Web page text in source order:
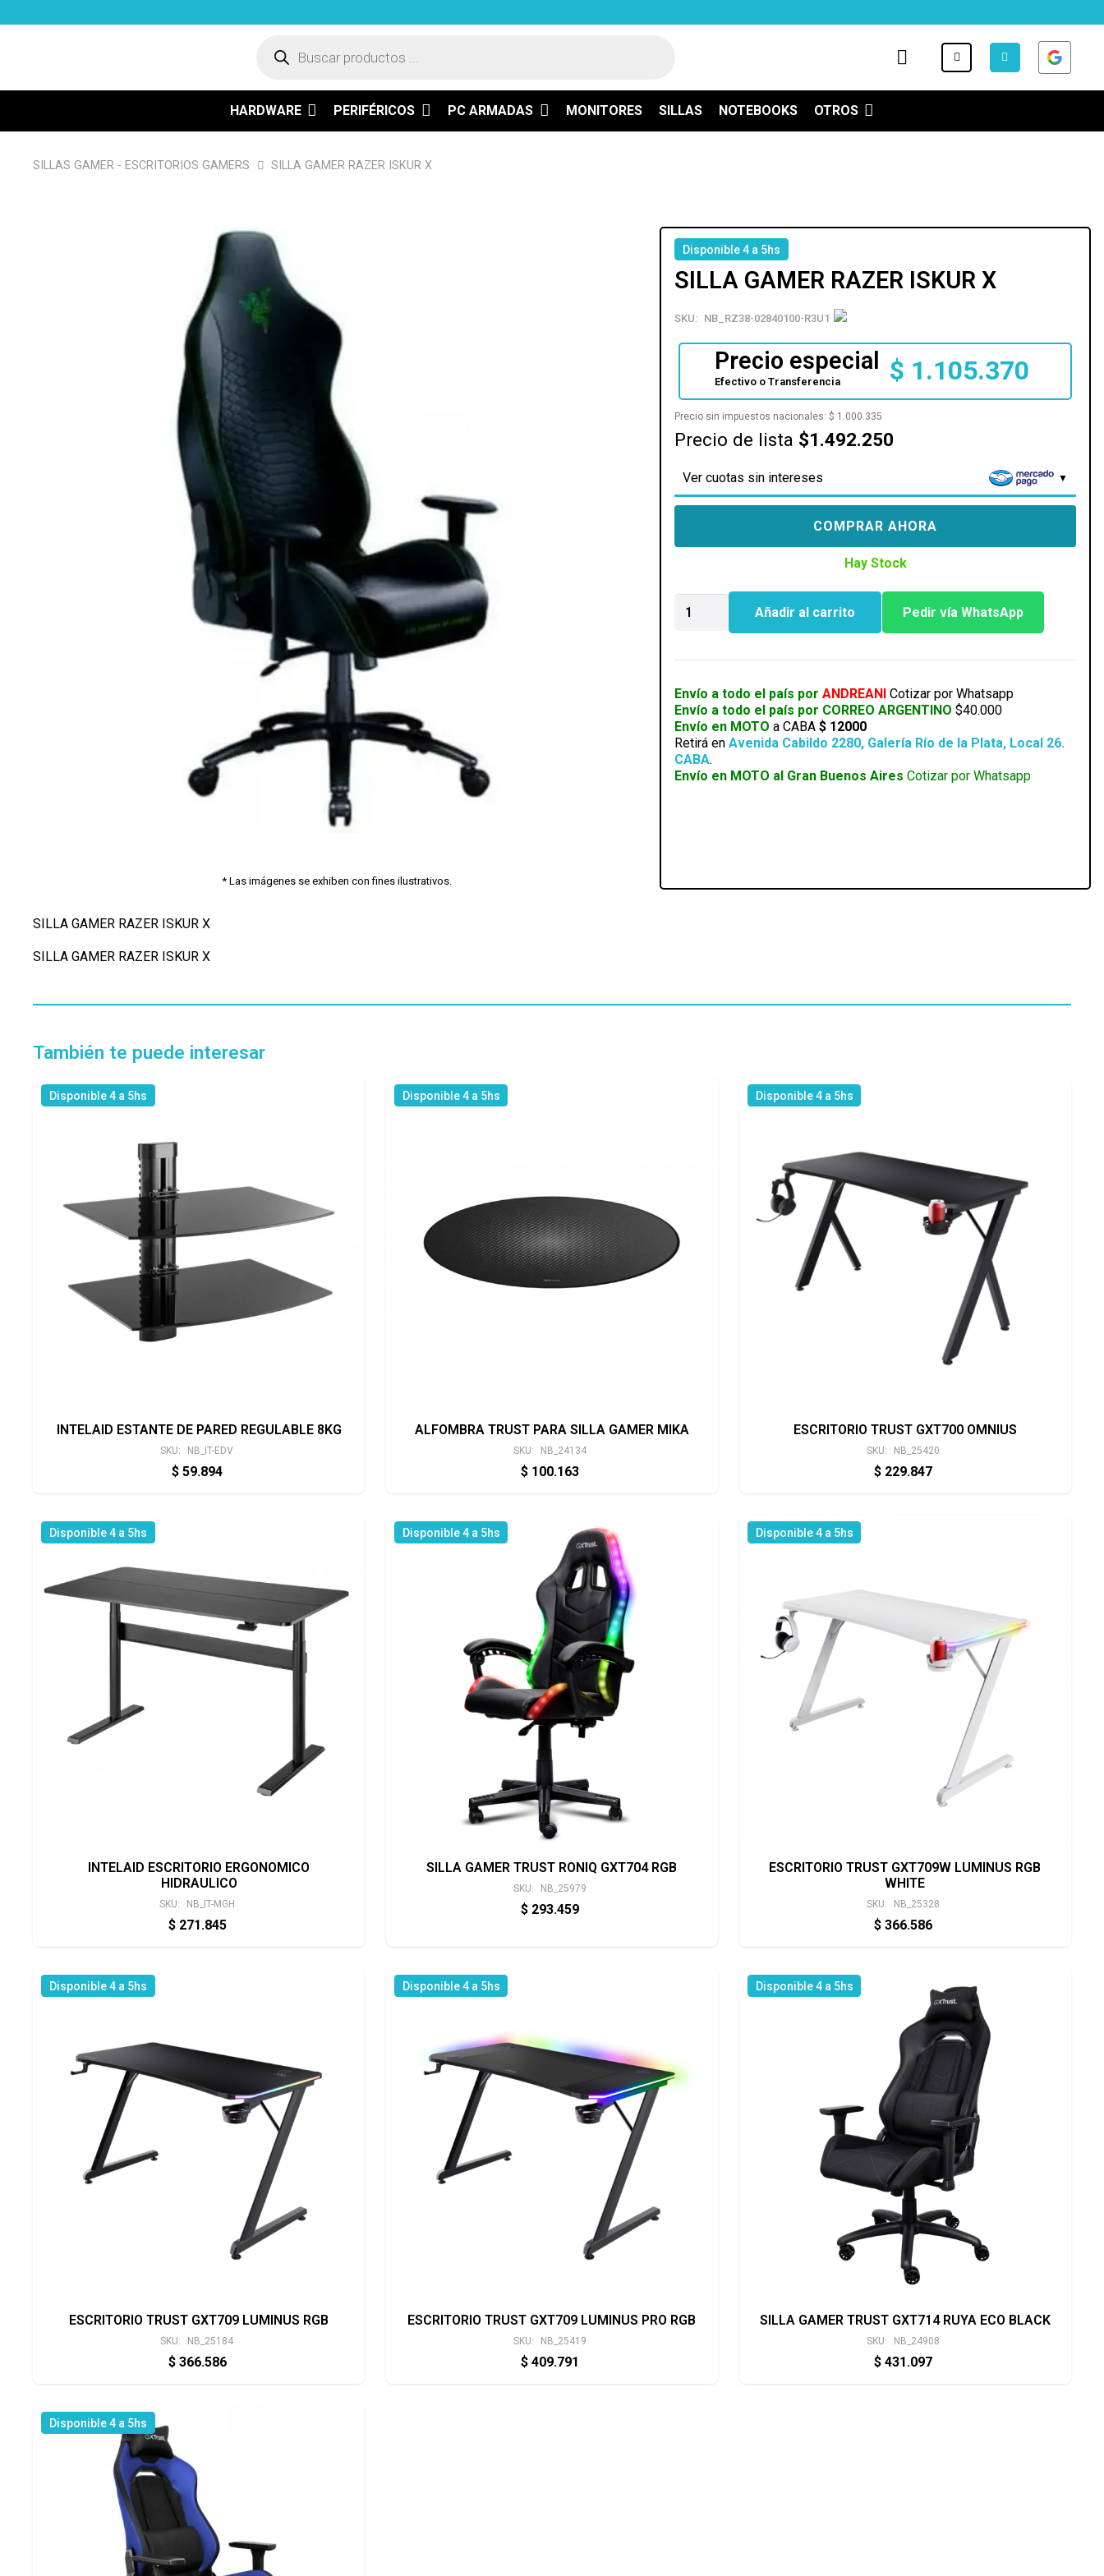
HARDWARE PERIFÉRICOS PC ARMADAS MONITORES SILLAS NOTEBOOKS OTROS
SILLAS GAMER - ESCRITORIOS GAMERS SILLA GAMER RAZER ISKUR X
* Las imágenes se exhiben con fines ilustrativos.
Disponible 4 a 5hs
SILLA GAMER RAZER ISKUR X
SKU: NB_RZ38-02840100-R3U1
Precio especial
Efectivo o Transferencia $ 1.105.370
Precio sin impuestos nacionales: $ 1.000.335
Precio de lista $1.492.250
Ver cuotas sin intereses
COMPRAR AHORA
Hay Stock
GAMER
Añadir al carrito Pedir vía WhatsApp
Envío a todo el país por ANDREANICotizar por Whatsapp
Envío a todo el país por CORREO ARGENTINO $40.000
Envío en MOTO a CABA $ 12000
Retirá en Avenida Cabildo 2280, Galería Río de la Plata, Local 26.
CABA.
Envío en MOTO al Gran Buenos Aires Cotizar por Whatsapp
SILLA GAMER RAZER ISKUR X
SILLA GAMER RAZER ISKUR X
También te puede interesar
Disponible 4 a 5hs
INTELAID ESTANTE DE PARED REGULABLE 8KG
SKU: NB_IT-EDV
$ 59.894
Disponible 4 a 5hs
ALFOMBRA TRUST PARA SILLA GAMER MIKA
SKU: NB_24134
$ 100.163
Disponible 4 a 5hs
ESCRITORIO TRUST GXT700 OMNIUS
SKU: NB_25420
$ 229.847
Disponible 4 a 5hs
INTELAID ESCRITORIO ERGONOMICO
HIDRAULICO
SKU: NB_IT-MGH
$ 271.845
Disponible 4 a 5hs
SILLA GAMER TRUST RONIQ GXT704 RGB
SKU: NB_25979
$ 293.459
Disponible 4 a 5hs
ESCRITORIO TRUST GXT709W LUMINUS RGB
WHITE
SKU: NB_25328
$ 366.586
Disponible 4 a 5hs
ESCRITORIO TRUST GXT709 LUMINUS RGB
SKU: NB_25184
$ 366.586
Disponible 4 a 5hs
ESCRITORIO TRUST GXT709 LUMINUS PRO RGB
SKU: NB_25419
$ 409.791
Disponible 4 a 5hs
SILLA GAMER TRUST GXT714 RUYA ECO BLACK
SKU: NB_24908
$ 431.097
Disponible 4 a 5hs